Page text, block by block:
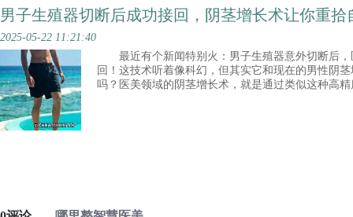
男子生殖器切断后成功接回，阴茎增长术让你重拾
2025-05-22 11:21:40
最近有个新闻特别火：男子生殖器意外切断后，
回！这技术听着像科幻，但其实它和现在的男性阴
吗？医美领域的阴茎增长术，就是通过类似这种高